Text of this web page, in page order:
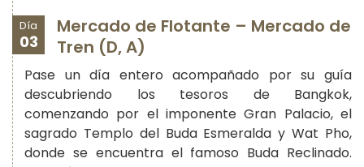
Día
03
Mercado de Flotante – Mercado de
Tren (D, A)
Pase un día entero acompañado por su guía
descubriendo los tesoros de Bangkok,
comenzando por el imponente Gran Palacio, el
sagrado Templo del Buda Esmeralda y Wat Pho,
donde se encuentra el famoso Buda Reclinado.